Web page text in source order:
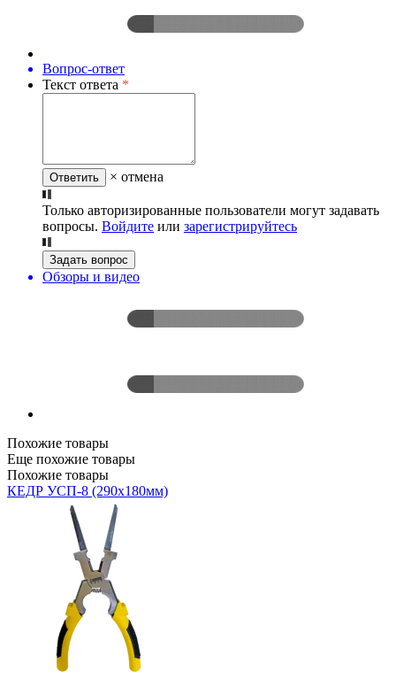
Вопрос-ответ
Текст ответа *
Ответить × отмена
Только авторизированные пользователи могут задавать
вопросы. Войдите или зарегистрируйтесь
Задать вопрос
Обзоры и видео
Похожие товары
Еще похожие товары
Похожие товары
КЕДР УСП-8 (290x180мм)